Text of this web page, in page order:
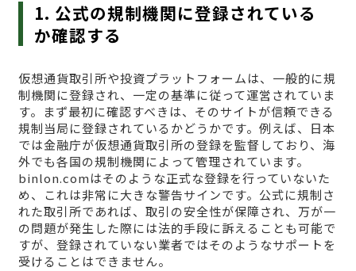
1. 公式の規制機関に登録されている
か確認する
仮想通貨取引所や投資プラットフォームは、一般的に規
制機関に登録され、一定の基準に従って運営されていま
す。まず最初に確認すべきは、そのサイトが信頼できる
規制当局に登録されているかどうかです。例えば、日本
では金融庁が仮想通貨取引所の登録を監督しており、海
外でも各国の規制機関によって管理されています。
binlon.comはそのような正式な登録を行っていないた
め、これは非常に大きな警告サインです。公式に規制さ
れた取引所であれば、取引の安全性が保障され、万が一
の問題が発生した際には法的手段に訴えることも可能で
すが、登録されていない業者ではそのようなサポートを
受けることはできません。